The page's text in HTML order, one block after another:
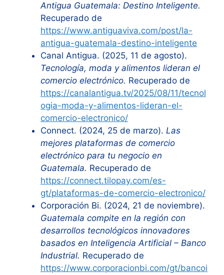
Antigua Guatemala: Destino Inteligente.
Recuperado de
https://www.antiguaviva.com/post/la-
antigua-guatemala-destino-inteligente
Canal Antigua. (2025, 11 de agosto).
Tecnología, moda y alimentos lideran el
comercio electrónico. Recuperado de
https://canalantigua.tv/2025/08/11/tecnol
ogia-moda-y-alimentos-lideran-el-
comercio-electronico/
Connect. (2024, 25 de marzo). Las
mejores plataformas de comercio
electrónico para tu negocio en
Guatemala. Recuperado de
https://connect.tilopay.com/es-
gt/plataformas-de-comercio-electronico/
Corporación Bi. (2024, 21 de noviembre).
Guatemala compite en la región con
desarrollos tecnológicos innovadores
basados en Inteligencia Artificial – Banco
Industrial. Recuperado de
https://www.corporacionbi.com/gt/bancoi